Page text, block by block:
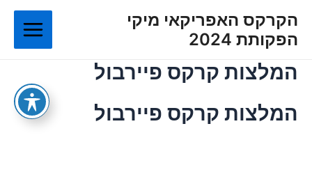
לתוכןהקרקס האפריקאי מיקי
הפקותת 2024
Main
Menu
המלצות קרקס פיירבול
המלצות קרקס פיירבול